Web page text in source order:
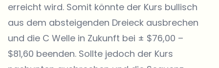
erreicht wird. Somit könnte der Kurs bullisch
aus dem absteigenden Dreieck ausbrechen
und die C Welle in Zukunft bei ± $76,00 –
$81,60 beenden. Sollte jedoch der Kurs